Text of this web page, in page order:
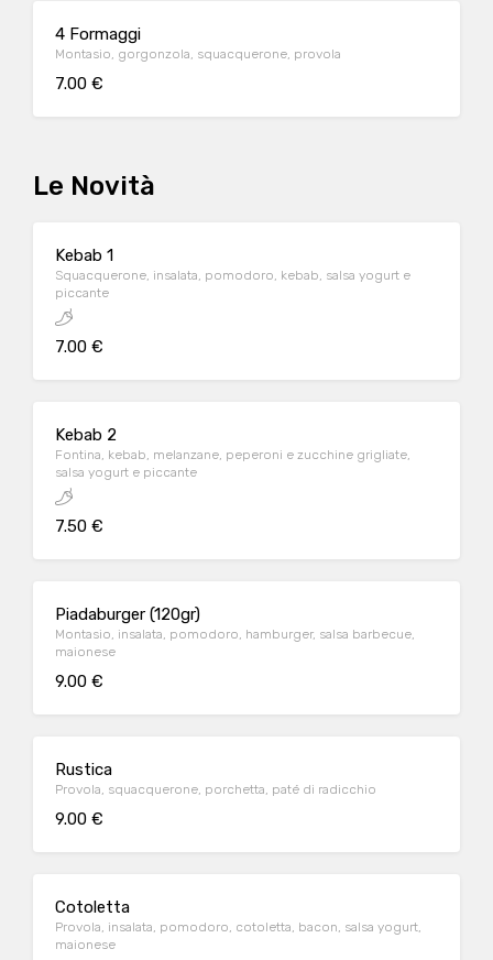
4 Formaggi
Montasio, gorgonzola, squacquerone, provola
7.00 €
Le Novità
Kebab 1
Squacquerone, insalata, pomodoro, kebab, salsa yogurt e
piccante
7.00 €
Kebab 2
Fontina, kebab, melanzane, peperoni e zucchine grigliate,
salsa yogurt e piccante
7.50 €
Piadaburger (120gr)
Montasio, insalata, pomodoro, hamburger, salsa barbecue,
maionese
9.00 €
Rustica
Provola, squacquerone, porchetta, paté di radicchio
9.00 €
Cotoletta
Provola, insalata, pomodoro, cotoletta, bacon, salsa yogurt,
maionese